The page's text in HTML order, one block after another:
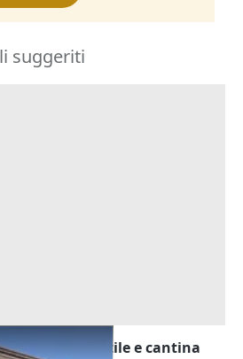
suggeriti
terra con cortile e cantina